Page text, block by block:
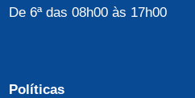
De 6ª das 08h00 às 17h00
Políticas